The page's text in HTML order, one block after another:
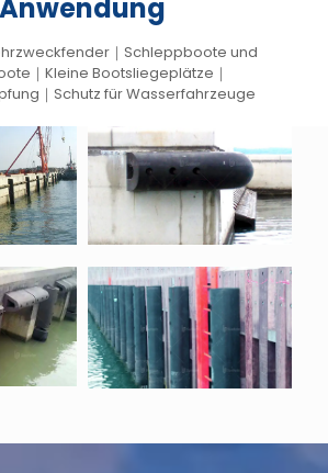
Anwendung
｜Schleppboote und
｜Kleine Bootsliegeplätze｜
｜Schutz für Wasserfahrzeuge
SFW D Typ
Gummi
Fender
SFW D Typ
Gummi
Fender